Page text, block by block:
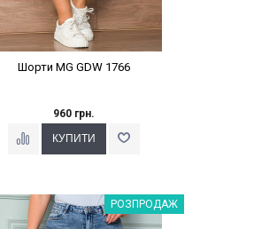
Шорти MG GDW 1766
960 грн.
Наклейки Варіант з %РОЗПРОДАЖ